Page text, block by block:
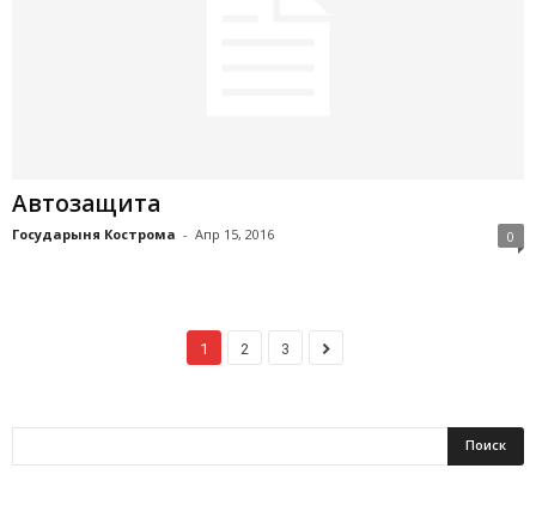
Автозащита
Государыня Кострома - Апр 15, 2016 0
1 2 3